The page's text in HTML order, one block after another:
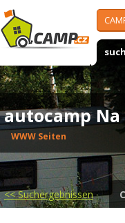
autocamp
WWW Seiten
<<Suchergebnissen